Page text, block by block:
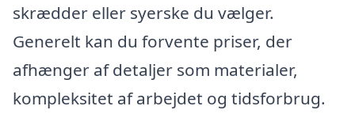
skrædder eller syerske du vælger.
Generelt kan du forvente priser, der
afhænger af detaljer som materialer,
kompleksitet af arbejdet og tidsforbrug.